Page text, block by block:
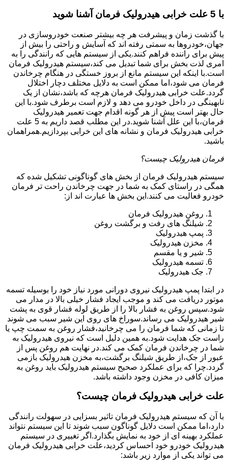
با 5 علت خرابی هیدرولیک فرمان آشنا شوید
با گذشت زمان و پیشرفت هر چه بیشتر صنعت خودروسازی در
جهان،خودروها به سمتی رفته اند که آسایش و راحتی را بیش از
پیش برای راننده فراهم کنند.یکی از سیستم هایی که رانندگی را به
امری لذت بخش برای شما تبدیل می کند،سیستم هیدرولیک فرمان
است.با اینکه این سیستم مانع از بروز خستگی در هنگام چرخاندن
فرمان می شود،اما ممکن است به دلایل مختلف دچار اختلال
گردد.علت خرابی هیدرولیک فرمان هرچه که باشد،نشان از یک
نابهینگی در داخل خودرو می دهد و لازم است برطرف شود.با این
حال بهتر است پیش از هر گونه اقدام جهت تعمیر هیدرولیک
فرمان،با این علل آشنا شوید.در این مطلب قصد داریم به 5 علت
خرابی هیدرولیک فرمان و نشانه های این خرابی بپردازیم.همراهمان
باشید.
فرمان هیدرولیک چیست؟
سیستم هیدرولیک فرمان از بخش های گوناگونی تشکیل شده که
همگی در راستای کمک به شما در جهت چرخاندن راحت تر فرمان
خودرو فعالیت می کنند.این بخش ها عبارت اند از:
روغن هیدرولیک فرمان
شیلنگ های رفت و برگشت روغن
پمپ هیدرولیک
مخزن هیدرولیک
شیر و یا مقسم
تسمه هیدرولیک
جک هیدرولیک
در ابتدا پمپ هیدرولیک نیروی دورانی مورد نیاز خود را بوسیله تسمه
موتور دریافت می کند و موجب ایجاد فشار خیلی بالا در مدار می
شود.سپس روغن به فشار بالا را از طریق لوله فشار قوی به پشت
شیر هیدرولیک می رساند.سوراخ های روی این شیر سبب می شوند
تا زمانی که شما فرمان را می چرخانید،فشار روغن به سمت چپ یا
راست جک هدایت شود.به همین دلیل است که نیروی هیدرولیک به
شما در چرخاندن فرمان کمک می کند.در نهایت هم روغن پس از
عبور از جک،از طریق شیلنگ برگشت،به مخزن هیدرولیک بازمی
گردد.چرا که برای عملکرد صحیح سیستم هیدرولیک باید روغن به
میزان کافی در مخزن وجود داشته باشد.
علت خرابی هیدرولیک فرمان چیست؟
با آن که سیستم هیدرولیک فرمان تاثیر بسزایی در سهولت رانندگی
دارد،اما ممکن است دلایل گوناگون سبب شوند تا این سیستم نتواند
عملکرد بهینه ای از خود به نمایش بگذارد.اگر تغییری در سیستم
هیدرولیک خودرو خود احساس کردید،علت خرابی هیدرولیک فرمان
می تواند یکی از موارد زیر باشد: